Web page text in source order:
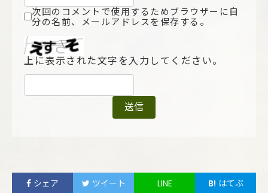
次回のコメントで使用するためブラウザーに自
分の名前、メールアドレスを保存する。
上に表示された文字を入力してください。
シェア ツイート LINE B! はてぶ